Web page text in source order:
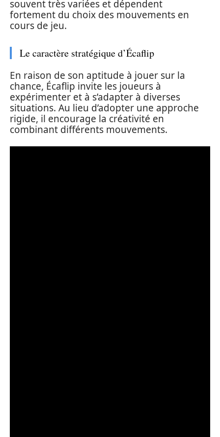
souvent très variées et dépendent
fortement du choix des mouvements en
cours de jeu.
Le caractère stratégique d’Écaflip
En raison de son aptitude à jouer sur la
chance, Écaflip invite les joueurs à
expérimenter et à s’adapter à diverses
situations. Au lieu d’adopter une approche
rigide, il encourage la créativité en
combinant différents mouvements.